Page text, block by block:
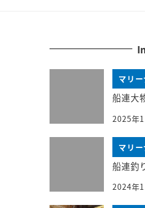
マリー
船連大
2025年
マリー
船連釣
2024年